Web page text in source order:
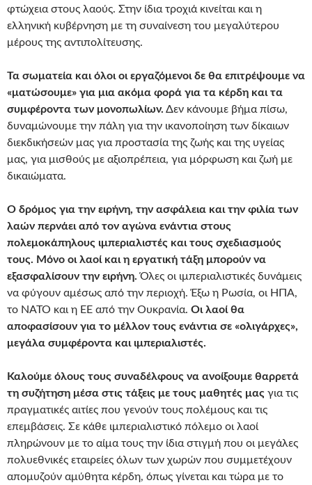
φτώχεια στους λαούς. Στην ίδια τροχιά κινείται και η
ελληνική κυβέρνηση με τη συναίνεση του μεγαλύτερου
μέρους της αντιπολίτευσης.
Τα σωματεία και όλοι οι εργαζόμενοι δε θα επιτρέψουμε να
«ματώσουμε» για μια ακόμα φορά για τα κέρδη και τα
συμφέροντα των μονοπωλίων. Δεν κάνουμε βήμα πίσω,
δυναμώνουμε την πάλη για την ικανοποίηση των δίκαιων
διεκδικήσεών μας για προστασία της ζωής και της υγείας
μας, για μισθούς με αξιοπρέπεια, για μόρφωση και ζωή με
δικαιώματα.
Ο δρόμος για την ειρήνη, την ασφάλεια και την φιλία των
λαών περνάει από τον αγώνα ενάντια στους
πολεμοκάπηλους ιμπεριαλιστές και τους σχεδιασμούς
τους. Μόνο οι λαοί και η εργατική τάξη μπορούν να
εξασφαλίσουν την ειρήνη. Όλες οι ιμπεριαλιστικές δυνάμεις
να φύγουν αμέσως από την περιοχή. Έξω η Ρωσία, οι ΗΠΑ,
το ΝΑΤΟ και η ΕΕ από την Ουκρανία. Οι λαοί θα
αποφασίσουν για το μέλλον τους ενάντια σε «ολιγάρχες»,
μεγάλα συμφέροντα και ιμπεριαλιστές.
Καλούμε όλους τους συναδέλφους να ανοίξουμε θαρρετά
τη συζήτηση μέσα στις τάξεις με τους μαθητές μας για τις
πραγματικές αιτίες που γενούν τους πολέμους και τις
επεμβάσεις. Σε κάθε ιμπεριαλιστικό πόλεμο οι λαοί
πληρώνουν με το αίμα τους την ίδια στιγμή που οι μεγάλες
πολυεθνικές εταιρείες όλων των χωρών που συμμετέχουν
απομυζούν αμύθητα κέρδη, όπως γίνεται και τώρα με το